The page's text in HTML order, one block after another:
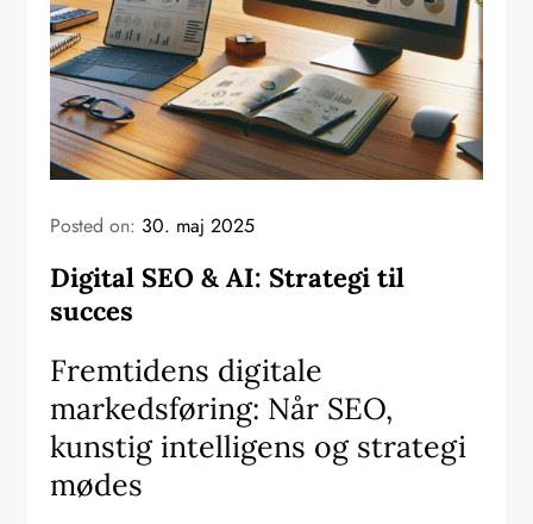
Posted on: 30. maj 2025
Digital SEO & AI: Strategi til
succes
Fremtidens digitale
markedsføring: Når SEO,
kunstig intelligens og strategi
mødes